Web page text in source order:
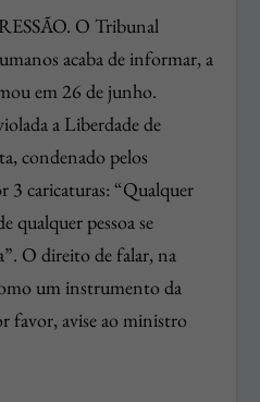
O Tribunal
acaba de informar, a
em 26 de junho.
a Liberdade de
condenado pelos
3 caricaturas: “Qualquer
qualquer pessoa se
O direito de falar, na
um instrumento da
favor, avise ao ministro